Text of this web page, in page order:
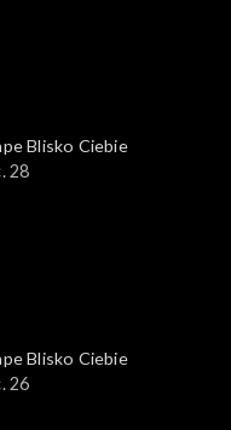
Blisko Ciebie
28
Blisko Ciebie
26